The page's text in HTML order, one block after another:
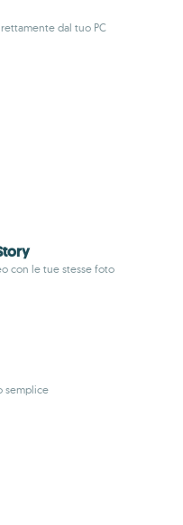
dal tuo PC
con le tue stesse foto
semplice